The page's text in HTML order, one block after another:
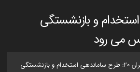
و بازنشستگی
می رود
دکتر نجاتیان در برنامه تهران 20: طرح ساماندهی استخدام و بازنشستگی